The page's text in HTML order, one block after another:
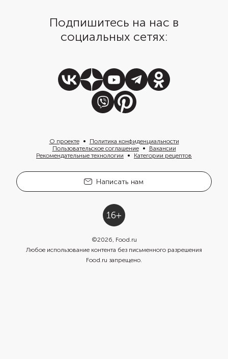
Подпишитесь на нас в
социальных сетях:
О проекте
Политика конфиденциальности
Пользовательское соглашение
Вакансии
Рекомендательные технологии
Категории рецептов
Написать нам
©2026, Food.ru
Любое использование контента без письменного разрешения
Food.ru запрещено.